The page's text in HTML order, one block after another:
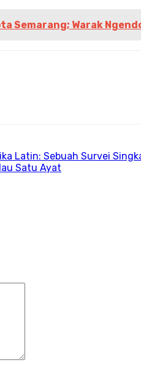
Semarang; Warak
Latin: Sebuah Survei
Satu Ayat